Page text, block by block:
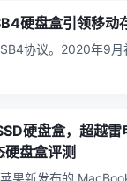
硬盘盒引领移动
硬盘盒，超越
盘盒评测